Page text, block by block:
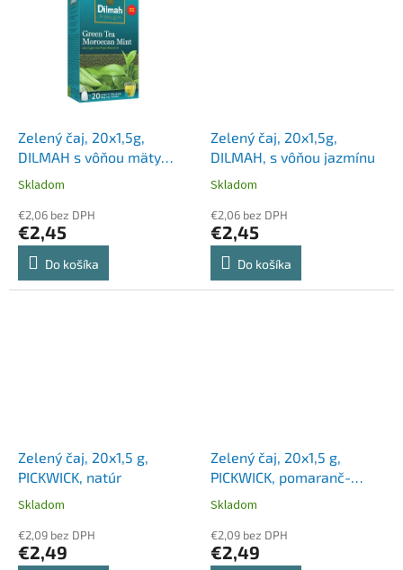
Zelený čaj, 20x1,5g,
DILMAH s vôňou mäty
"Maroko"
Skladom
€2,06 bez DPH
€2,45
Do košíka
Zelený čaj, 20x1,5g,
DILMAH, s vôňou jazmínu
Skladom
€2,06 bez DPH
€2,45
Do košíka
Zelený čaj, 20x1,5 g,
PICKWICK, natúr
Skladom
€2,09 bez DPH
€2,49
Zelený čaj, 20x1,5 g,
PICKWICK, pomaranč-
mandarinka
Skladom
€2,09 bez DPH
€2,49